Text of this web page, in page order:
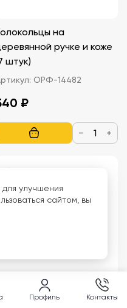
на
ручке и коже
штук)
ОРФ-14482
₽
− +
Набор инструментов (21
Профиль Контакты
для улучшения
сайтом, вы